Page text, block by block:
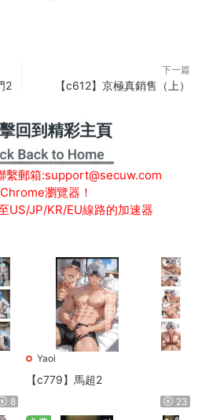
2
下一篇
【c612】京極真銷售（上）
繫郵箱:support@secuw.com
瀏覽器！
US/JP/KR/EU線路的加速器
8
Yaoi
【c779】馬超2
23